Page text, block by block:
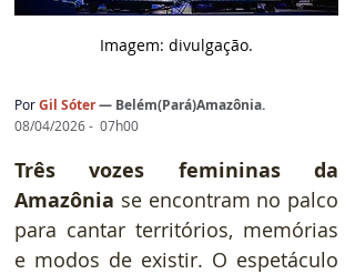
Imagem: divulgação.
PorGil Sóter— Belém(Pará)Amazônia.
08/04/2026 -  07h00
Três vozes femininas da
Amazônia se encontram no palco
para cantar territórios, memórias